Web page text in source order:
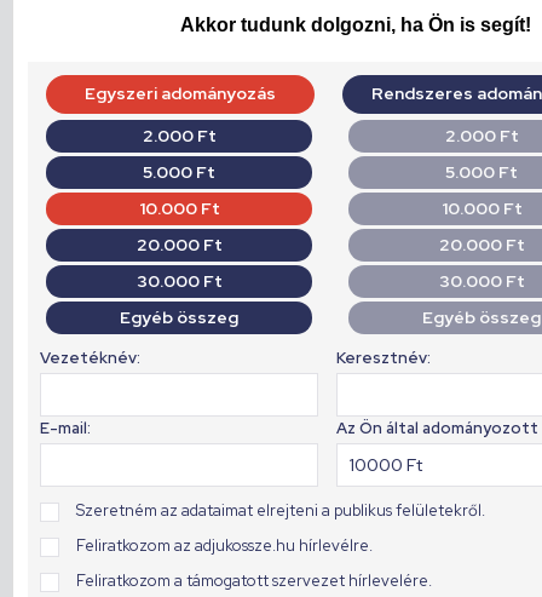
Akkor tudunk dolgozni, ha Ön is segít!